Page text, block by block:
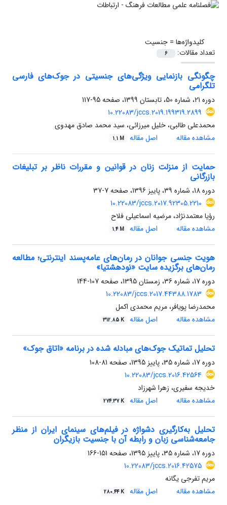
کلیدواژه‌ها =جنسیت
تعداد مقالات:
6
چگونگی بازنمایی ویژگی‌های جنسیتی در جوک‌های فارسی
تلگرامی
دوره 21، شماره 50، تابستان 1399، صفحه
95-117
10.22083/jccs.2019.199319.2899
محمدعلی طالبی، خلیل میرزائی، سید محمد صادق مهدوی
مشاهده مقاله
اصل مقاله 1.1 M
حمایت از منزلت زنان در قوانین و مقررات ناظر بر تبلیغات
بازرگانی
دوره 18، شماره 39، پاییز 1396، صفحه
7-37
10.22083/jccs.2017.92305.2210
رؤیا معتمدنژاد، مرضیه اسماعیلی فلاح
مشاهده مقاله
اصل مقاله 1.4 M
هویت جنسی جوانان در رمان‌های عامه‌پسند اینترنتی؛ مطالعه
رمان‌های برگزیده سایت «نودهشتیا»
دوره 17، شماره 36، زمستان 1395، صفحه
107-144
10.22083/jccs.2017.44388.1783
محمدرضا پویافر، مریم محمدی اکمل
مشاهده مقاله
اصل مقاله 312.85 K
تحلیل تماتیک جوک‌های مبادله شده در برنامه «اتاق جوک»
دوره 17، شماره 35، پاییز 1395، صفحه
81-108
10.22083/jccs.2016.42564
خدیجه سفیری، زهرا شهرزاد
مشاهده مقاله
اصل مقاله 274.37 K
تحلیل به‌کارگیری دشواژه در فیلم‌های سینمای ایران از منظر
جامعه‌شناسی زبان و رابطه آن با جنسیت بازیگران
دوره 17، شماره 35، پاییز 1395، صفحه
151-166
10.22083/jccs.2016.42575
مریم تفرجی یگانه
مشاهده مقاله
اصل مقاله 280.44 K